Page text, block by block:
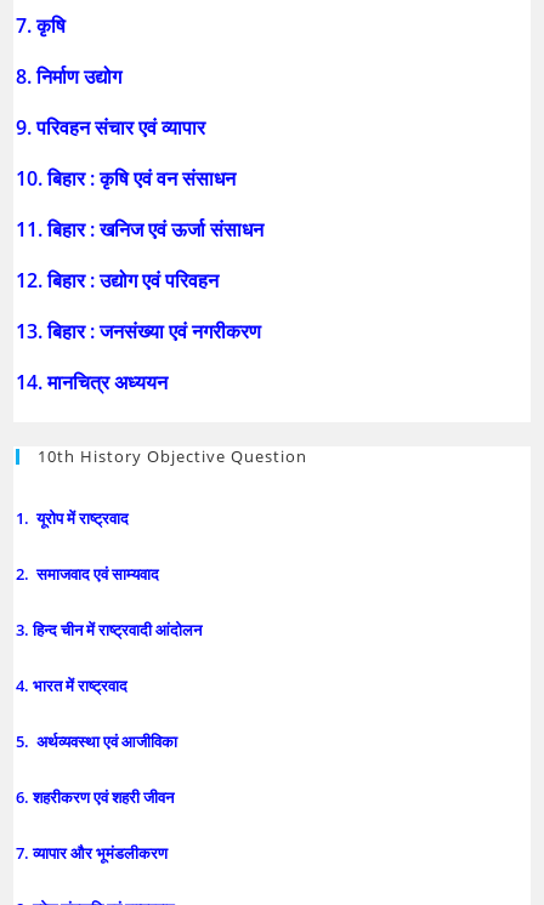
7. कृषि
8. निर्माण उद्योग
9. परिवहन संचार एवं व्यापार
10. बिहार : कृषि एवं वन संसाधन
11. बिहार : खनिज एवं ऊर्जा संसाधन
12. बिहार : उद्योग एवं परिवहन
13. बिहार : जनसंख्या एवं नगरीकरण
14. मानचित्र अध्ययन
10th History Objective Question
1. यूरोप में राष्ट्रवाद
2. समाजवाद एवं साम्यवाद
3. हिन्द चीन में राष्ट्रवादी आंदोलन
4. भारत में राष्ट्रवाद
5. अर्थव्यवस्था एवं आजीविका
6. शहरीकरण एवं शहरी जीवन
7. व्यापार और भूमंडलीकरण